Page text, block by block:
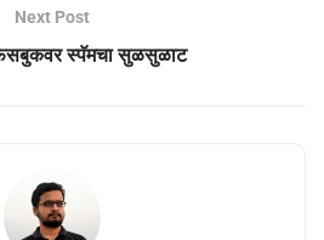
Next Post
स्पॅमचा सुळसुळाट